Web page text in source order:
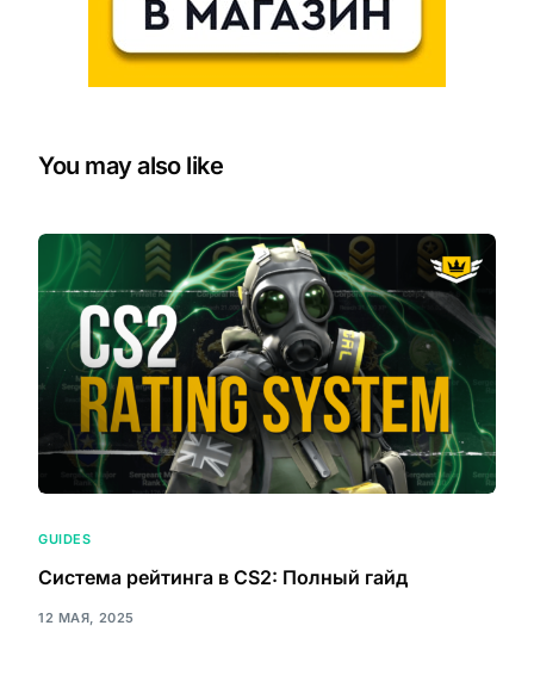
You may also like
GUIDES
Система рейтинга в CS2: Полный гайд
12 МАЯ, 2025